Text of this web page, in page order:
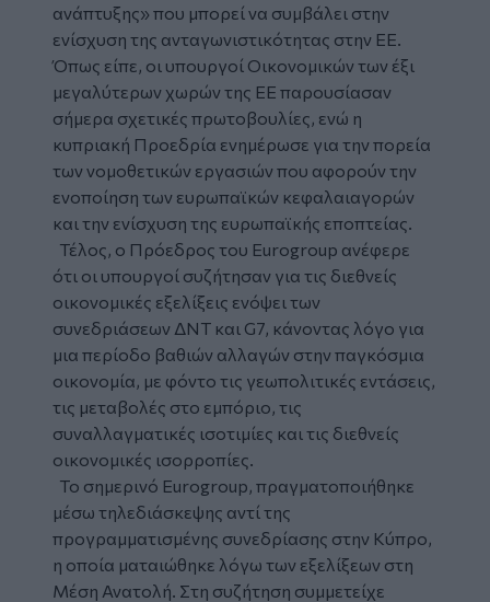
ανάπτυξης» που μπορεί να συμβάλει στην
ενίσχυση της ανταγωνιστικότητας στην ΕΕ.
Όπως είπε, οι υπουργοί Οικονομικών των έξι
μεγαλύτερων χωρών της ΕΕ παρουσίασαν
σήμερα σχετικές πρωτοβουλίες, ενώ η
κυπριακή Προεδρία ενημέρωσε για την πορεία
των νομοθετικών εργασιών που αφορούν την
ενοποίηση των ευρωπαϊκών κεφαλαιαγορών
και την ενίσχυση της ευρωπαϊκής εποπτείας.
Τέλος, ο Πρόεδρος του Eurogroup ανέφερε
ότι οι υπουργοί συζήτησαν για τις διεθνείς
οικονομικές εξελίξεις ενόψει των
συνεδριάσεων ΔΝΤ και G7, κάνοντας λόγο για
μια περίοδο βαθιών αλλαγών στην παγκόσμια
οικονομία, με φόντο τις γεωπολιτικές εντάσεις,
τις μεταβολές στο εμπόριο, τις
συναλλαγματικές ισοτιμίες και τις διεθνείς
οικονομικές ισορροπίες.
Το σημερινό Eurogroup, πραγματοποιήθηκε
μέσω τηλεδιάσκεψης αντί της
προγραμματισμένης συνεδρίασης στην Κύπρο,
η οποία ματαιώθηκε λόγω των εξελίξεων στη
Μέση Ανατολή. Στη συζήτηση συμμετείχε